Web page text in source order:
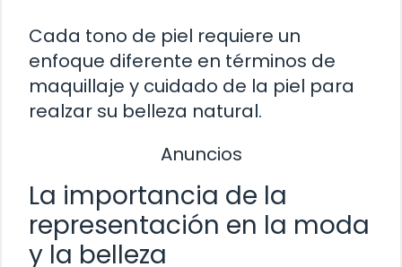
Cada tono de piel requiere un
enfoque diferente en términos de
maquillaje y cuidado de la piel para
realzar su belleza natural.
Anuncios
La importancia de la
representación en la moda
y la belleza